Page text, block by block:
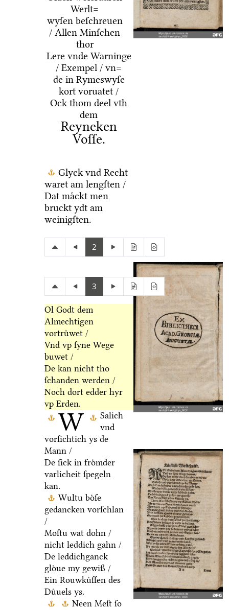
Werlt=
wyſen beſchreuen
/ Allen Minſchen
thor
Lere vnde Warninge
/ Exempel / vn=
de in Rymeswyſe
kort voruatet /
Ock thom deel vth
dem
Reyneken
Voſſe.
Glyck vnd Recht
waret am lengſten /
Dat maͤckt men
bruckt ydt am
weinigſten.
2
3
W
Ol Godt dem
Almechtigen
vortruͤwet /
Vnd vp ſyne Wege
buwet /
De kan nicht tho
ſchanden werden /
Noch dort edder hyr
vp Erden.
Salich
vnd
vorſichtich ys de
Mann /
De ſick in froͤmder
varlicheit ſpegeln
kan.
Wultu boͤſe
gedancken vorſchlan
/
Moſtu wat dohn /
nicht leddich gahn /
De leddichganck
gloͤue my gewiß /
Ein Rouwkuͤſſen des
Duͤuels ys.
Neen Meſt ſo